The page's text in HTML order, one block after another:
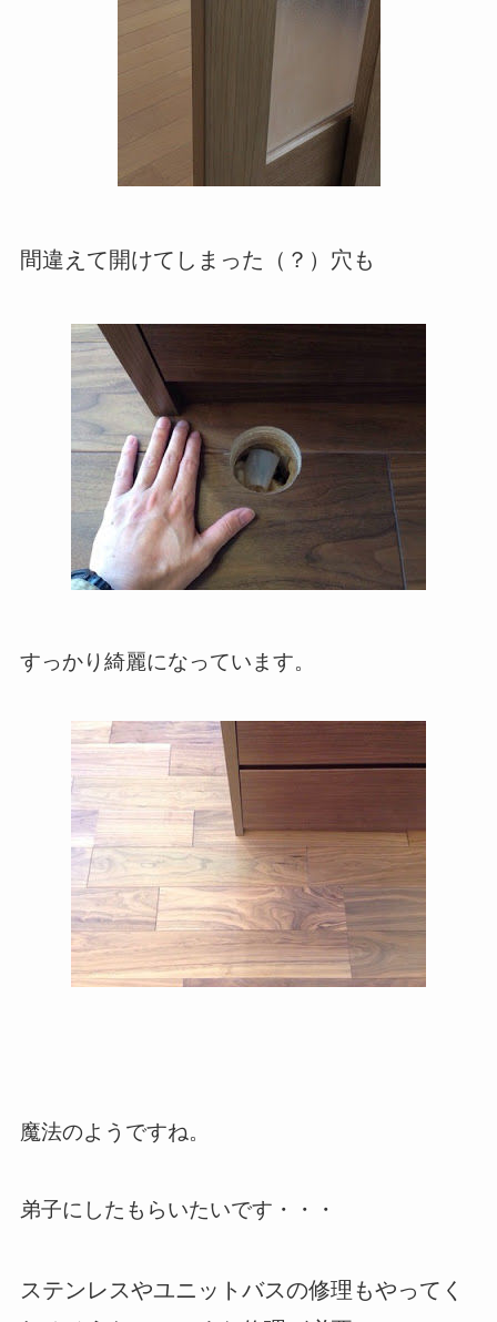
間違えて開けてしまった（？）穴も
すっかり綺麗になっています。
魔法のようですね。
弟子にしたもらいたいです・・・
ステンレスやユニットバスの修理もやってく